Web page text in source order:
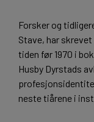
Forsker og
Stave, har
tiden før 1970 i
Husby Dyrstads
neste tiårene i